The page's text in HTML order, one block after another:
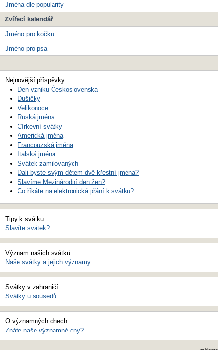
Jména dle popularity
Zvířecí kalendář
Jméno pro kočku
Jméno pro psa
Nejnovější příspěvky
Den vzniku Československa
Dušičky
Velikonoce
Ruská jména
Církevní svátky
Americká jména
Francouzská jména
Italská jména
Svátek zamilovaných
Dali byste svým dětem dvě křestní jména?
Slavíme Mezinárodní den žen?
Co říkáte na elektronická přání k svátku?
Tipy k svátku
Slavíte svátek?
Význam našich svátků
Naše svátky a jejich významy
Svátky v zahraničí
Svátky u sousedů
O významných dnech
Znáte naše významné dny?